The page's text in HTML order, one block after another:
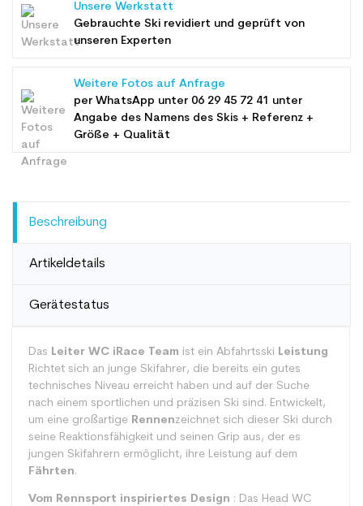
Unsere Werkstatt
Gebrauchte Ski revidiert und geprüft von
unseren Experten
Weitere Fotos auf Anfrage
per WhatsApp unter 06 29 45 72 41 unter
Angabe des Namens des Skis + Referenz +
Größe + Qualität
Beschreibung
Artikeldetails
Gerätestatus
Das Leiter WC iRace Team ist ein Abfahrtsski Leistung
Richtet sich an junge Skifahrer, die bereits ein gutes
technisches Niveau erreicht haben und auf der Suche
nach einem sportlichen und präzisen Ski sind. Entwickelt,
um eine großartige Rennenzeichnet sich dieser Ski durch
seine Reaktionsfähigkeit und seinen Grip aus, der es
jungen Skifahrern ermöglicht, ihre Leistung auf dem
Fährten.
Vom Rennsport inspiriertes Design : Das Head WC